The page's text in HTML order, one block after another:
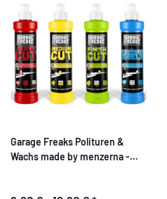
Garage Freaks Polituren &
Wachs made by menzerna -